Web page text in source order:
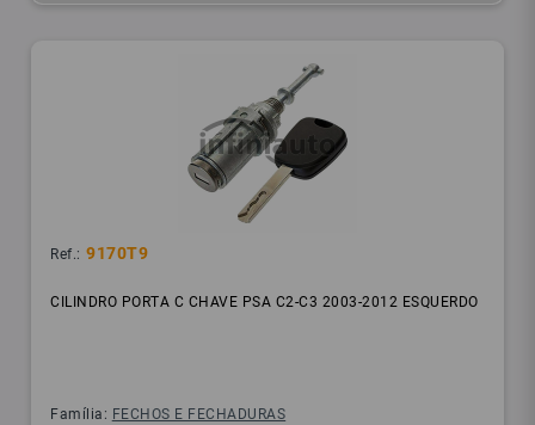
Ref.: 9170T9
CILINDRO PORTA C CHAVE PSA C2-C3 2003-2012 ESQUERDO
Família: FECHOS E FECHADURAS